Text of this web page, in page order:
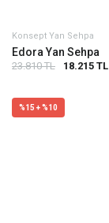
Konsept Yan Sehpa
Edora Yan Sehpa
23.810 TL 18.215 TL
%15 + %10